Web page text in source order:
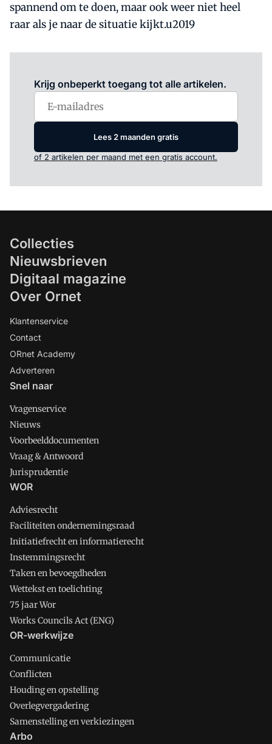
spannend om te doen, maar ook weer niet heel
raar als je naar de situatie kijkt.u2019
Krijg onbeperkt toegang tot alle artikelen.
Lees 2 maanden gratis
of 2 artikelen per maand met een gratis account.
Collecties
Nieuwsbrieven
Digitaal magazine
Over Ornet
Klantenservice
Contact
ORnet Academy
Adverteren
Snel naar
Vragenservice
Nieuws
Voorbeelddocumenten
Vraag & Antwoord
Jurisprudentie
WOR
Adviesrecht
Faciliteiten ondernemingsraad
Initiatiefrecht en informatierecht
Instemmingsrecht
Taken en bevoegdheden
Wettekst en toelichting
75 jaar Wor
Works Councils Act (ENG)
OR-werkwijze
Communicatie
Conflicten
Houding en opstelling
Overlegvergadering
Samenstelling en verkiezingen
Arbo